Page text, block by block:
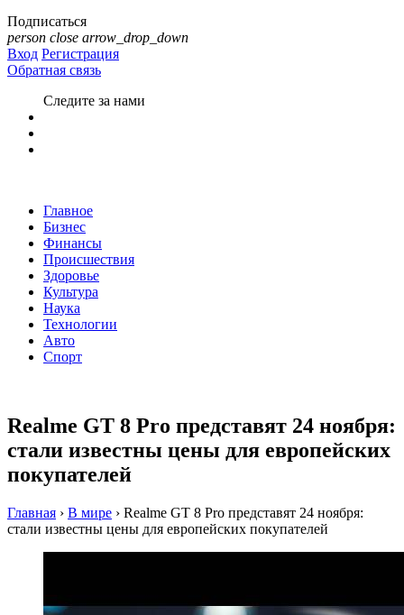
Подписаться
person close arrow_drop_down
Вход Регистрация
Обратная связь
Следите за нами
Главное
Бизнес
Финансы
Происшествия
Здоровье
Культура
Наука
Технологии
Авто
Спорт
Realme GT 8 Pro представят 24 ноября:
стали известны цены для европейских
покупателей
Главная › В мире › Realme GT 8 Pro представят 24 ноября:
стали известны цены для европейских покупателей